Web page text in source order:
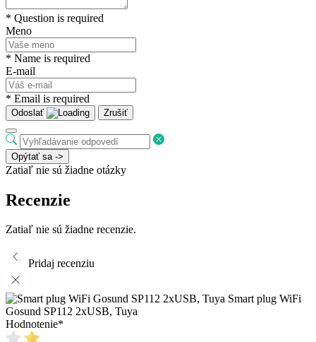
* Question is required
Meno
* Name is required
E-mail
* Email is required
Odoslať Zrušiť
Opýtať sa ->
Zatiaľ nie sú žiadne otázky
Recenzie
Zatiaľ nie sú žiadne recenzie.
Pridaj recenziu
Smart plug WiFi
Gosund SP112 2xUSB, Tuya
Hodnotenie*